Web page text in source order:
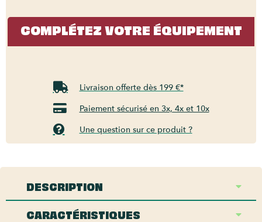
COMPLÉTEZ VOTRE ÉQUIPEMENT
Livraison offerte dès 199 €*
Paiement sécurisé en 3x, 4x et 10x
Une question sur ce produit ?
DESCRIPTION
CARACTÉRISTIQUES